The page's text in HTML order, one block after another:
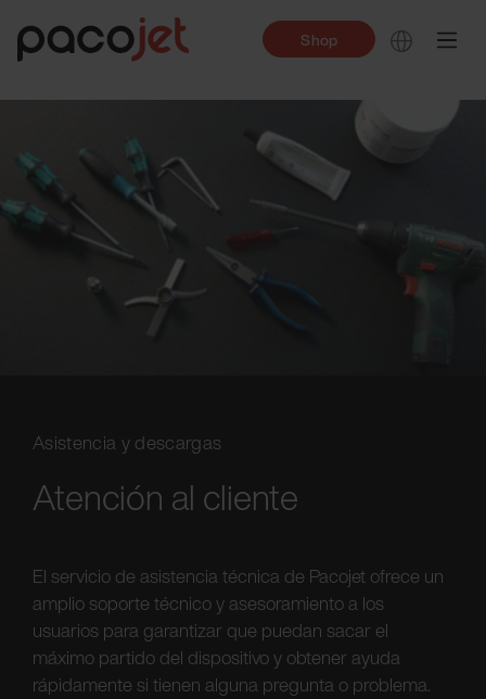
Shop
Asistencia y descargas
Atención al cliente
El servicio de asistencia técnica de Pacojet ofrece un
amplio soporte técnico y asesoramiento a los
usuarios para garantizar que puedan sacar el
máximo partido del dispositivo y obtener ayuda
rápidamente si tienen alguna pregunta o problema.